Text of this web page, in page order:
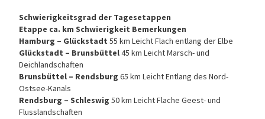
Schwierigkeitsgrad der Tagesetappen
Etappe ca. km Schwierigkeit Bemerkungen
Hamburg – Glückstadt 55 km Leicht Flach entlang der Elbe
Glückstadt – Brunsbüttel45 km Leicht Marsch- und
Deichlandschaften
Brunsbüttel – Rendsburg 65 km Leicht Entlang des Nord-
Ostsee-Kanals
Rendsburg – Schleswig 50 km Leicht Flache Geest- und
Flusslandschaften